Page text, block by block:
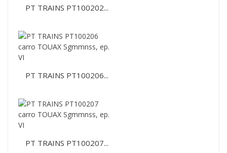
PT TRAINS PT100202...
PT TRAINS PT100206...
PT TRAINS PT100207...